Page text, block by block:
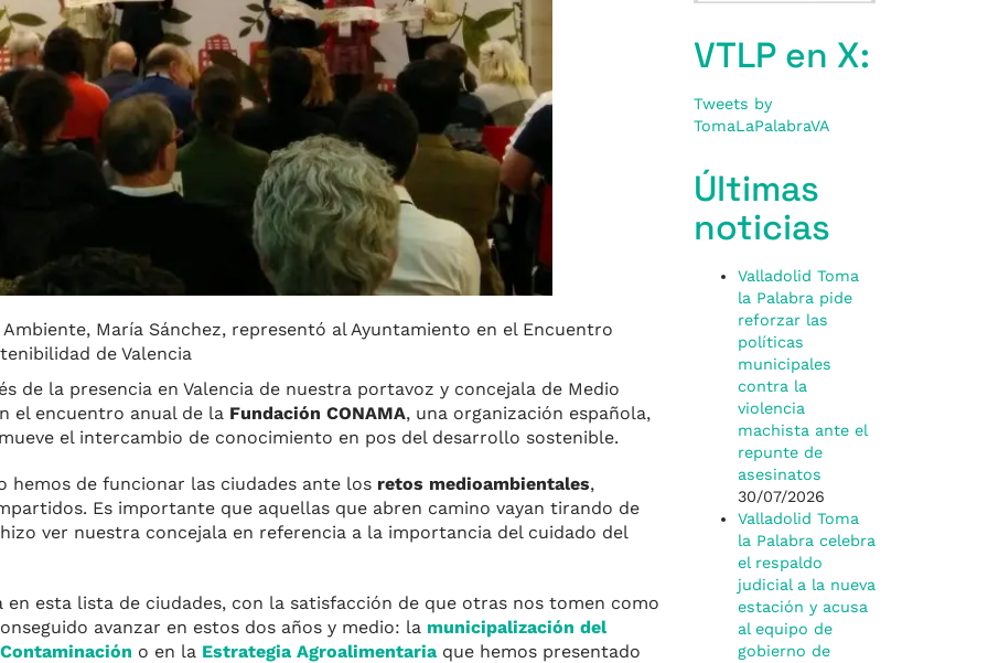
María Sánchez, representó al Ayuntamiento en el Encuentro
de Valencia
de la presencia en Valencia de nuestra portavoz y concejala de Medio
el encuentro anual de la Fundación CONAMA, una organización española,
el intercambio de conocimiento en pos del desarrollo sostenible.
hemos de funcionar las ciudades ante los retos medioambientales,
Es importante que aquellas que abren camino vayan tirando de
ver nuestra concejala en referencia a la importancia del cuidado del
esta lista de ciudades, con la satisfacción de que otras nos tomen como
avanzar en estos dos años y medio: la municipalización del
o en la Estrategia Agroalimentaria que hemos presentado
VTLP en X:
Tweets by
TomaLaPalabraVA
Últimas
noticias
Valladolid Toma
la Palabra pide
reforzar las
políticas
municipales
contra la
violencia
machista ante el
repunte de
asesinatos
30/07/2026
Valladolid Toma
la Palabra celebra
el respaldo
judicial a la nueva
estación y acusa
al equipo de
gobierno de